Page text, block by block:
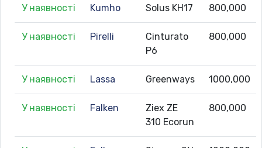
У наявності Kumho Solus KH17 800,000
У наявності Pirelli
Cinturato
P6
800,000
У наявності Lassa Greenways 1000,000
У наявності Falken
Ziex ZE
310 Ecorun
800,000